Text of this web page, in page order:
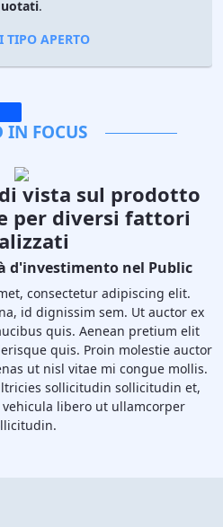
.
TIPO APERTO
IN FOCUS
vista sul prodotto
per diversi fattori
d'investimento nel Public
consectetur adipiscing elit.
id dignissim sem. Ut auctor ex
quis. Aenean pretium elit
quis. Proin molestie auctor
ut nisl vitae mi congue mollis.
sollicitudin sollicitudin et,
libero ut ullamcorper